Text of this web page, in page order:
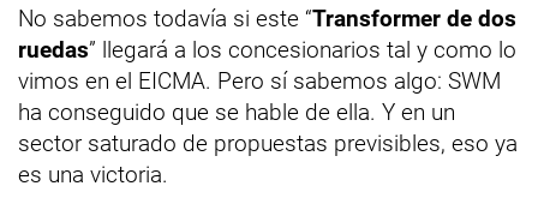
No sabemos todavía si este “Transformer de dos
ruedas” llegará a los concesionarios tal y como lo
vimos en el EICMA. Pero sí sabemos algo: SWM
ha conseguido que se hable de ella. Y en un
sector saturado de propuestas previsibles, eso ya
es una victoria.